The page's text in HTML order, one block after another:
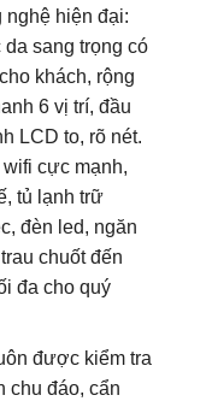
nghệ hiện đại:
sang trọng có
khách, rộng
6 vị trí, đầu
LCD to, rõ nét.
cực mạnh,
tủ lạnh trữ
đèn led, ngăn
chuốt đến
đa cho quý
được kiểm tra
chu đáo, cẩn